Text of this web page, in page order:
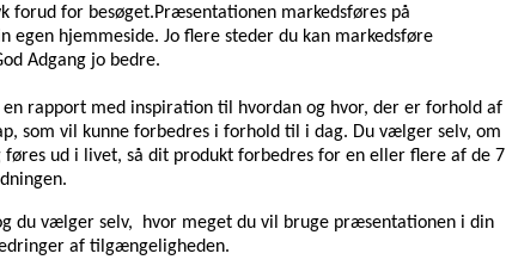
forud for besøget.Præsentationen markedsføres på
egen hjemmeside. Jo flere steder du kan markedsføre
Adgang jo bedre.
en rapport med inspiration til hvordan og hvor, der er forhold af
som vil kunne forbedres i forhold til i dag. Du vælger selv, om
ud i livet, så dit produkt forbedres for en eller flere af de 7
du vælger selv, hvor meget du vil bruge præsentationen i din
af tilgængeligheden.